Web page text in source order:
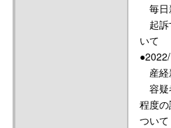
毎日
起訴
いて
産経
容疑
程度
ついて